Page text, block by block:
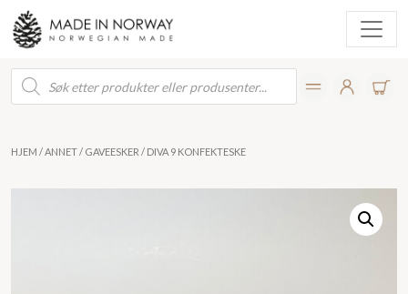
Products
search
HJEM /ANNET/ GAVEESKER / DIVA 9 KONFEKTESKE